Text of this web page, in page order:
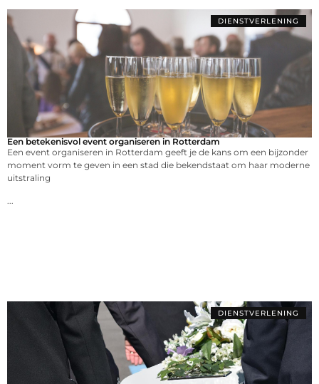
DIENSTVERLENING
Een betekenisvol event organiseren in Rotterdam
Een event organiseren in Rotterdam geeft je de kans om een bijzonder
moment vorm te geven in een stad die bekendstaat om haar moderne
uitstraling
...
DIENSTVERLENING